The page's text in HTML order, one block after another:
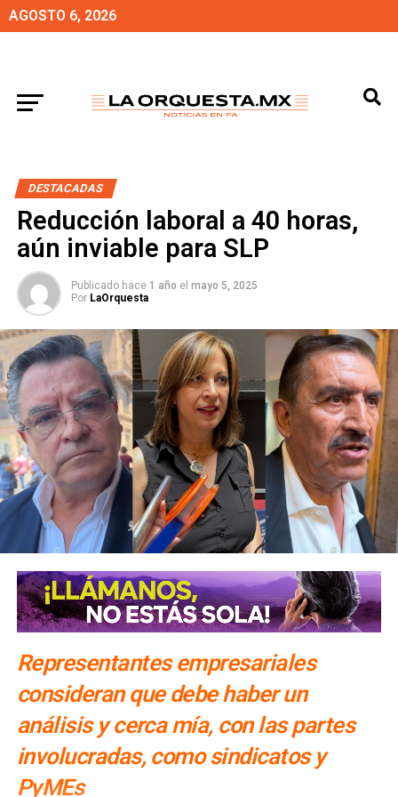
AGOSTO 6, 2026
DESTACADAS
Reducción laboral a 40 horas,
aún inviable para SLP
Publicado hace 1 año el mayo 5, 2025
Por LaOrquesta
Representantes empresariales
consideran que debe haber un
análisis y cerca mía, con las partes
involucradas, como sindicatos y
PyMEs